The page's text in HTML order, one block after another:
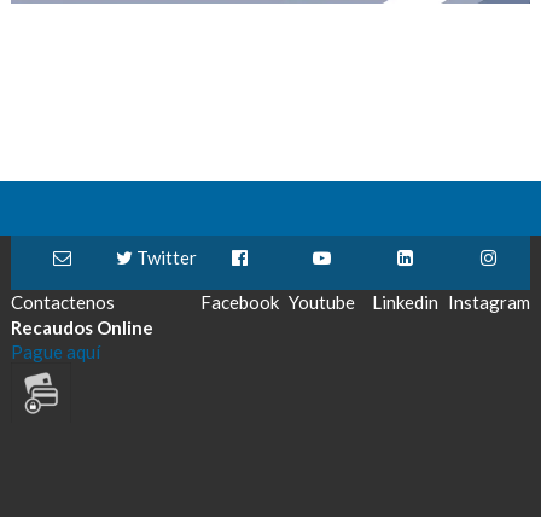
Contactenos
Twitter
Facebook Youtube Linkedin Instagram
Recaudos Online
Pague aquí